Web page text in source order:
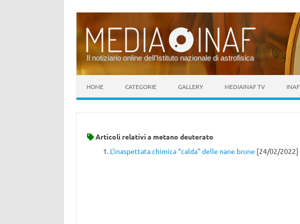
Il notiziario online dell’Istituto nazionale di astrofisica
HOME CATEGORIE GALLERY MEDIAINAF TV INAF
Articoli relativi a metano deuterato
L’inaspettata chimica “calda” delle nane brune [24/02/2022]